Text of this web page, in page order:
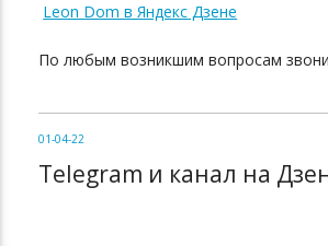
Leon Dom в Яндекс Дзене
По любым возникшим вопросам
01-04-22
Telegram и канал на